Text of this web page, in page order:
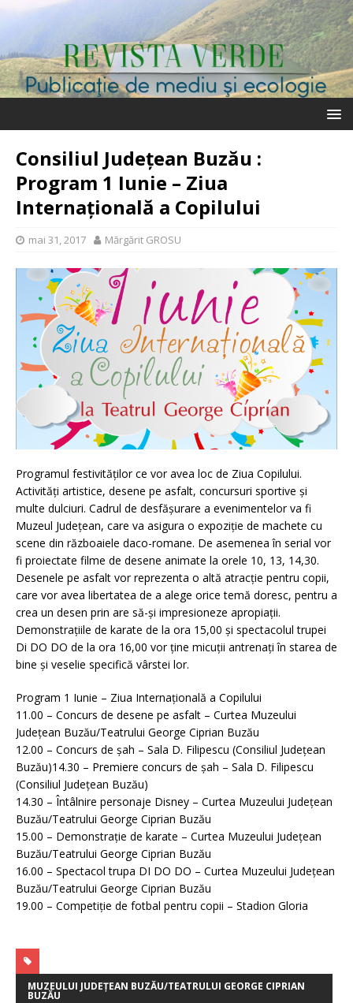
Consiliul Județean Buzău :
Program 1 Iunie – Ziua
Internațională a Copilului
mai 31, 2017 Mărgărit GROSU
Programul festivităților ce vor avea loc de Ziua Copilului.
Activități artistice, desene pe asfalt, concursuri sportive și
multe dulciuri. Cadrul de desfășurare a evenimentelor va fi
Muzeul Județean, care va asigura o expoziție de machete cu
scene din războaiele daco-romane. De asemenea în serial vor
fi proiectate filme de desene animate la orele 10, 13, 14,30.
Desenele pe asfalt vor reprezenta o altă atracție pentru copii,
care vor avea libertatea de a alege orice temă doresc, pentru a
crea un desen prin are să-și impresioneze apropiații.
Demonstrațiile de karate de la ora 15,00 și spectacolul trupei
Di DO DO de la ora 16,00 vor ține micuții antrenați în starea de
bine și veselie specifică vârstei lor.
Program 1 Iunie – Ziua Internațională a Copilului
11.00 – Concurs de desene pe asfalt – Curtea Muzeului
Județean Buzău/Teatrului George Ciprian Buzău
12.00 – Concurs de șah – Sala D. Filipescu (Consiliul Județean
Buzău)14.30 – Premiere concurs de șah – Sala D. Filipescu
(Consiliul Județean Buzău)
14.30 – Întâlnire personaje Disney – Curtea Muzeului Județean
Buzău/Teatrului George Ciprian Buzău
15.00 – Demonstrație de karate – Curtea Muzeului Județean
Buzău/Teatrului George Ciprian Buzău
16.00 – Spectacol trupa DI DO DO – Curtea Muzeului Județean
Buzău/Teatrului George Ciprian Buzău
19.00 – Competiție de fotbal pentru copii – Stadion Gloria
MUZEULUI JUDEȚEAN BUZĂU/TEATRULUI GEORGE CIPRIAN
BUZĂU